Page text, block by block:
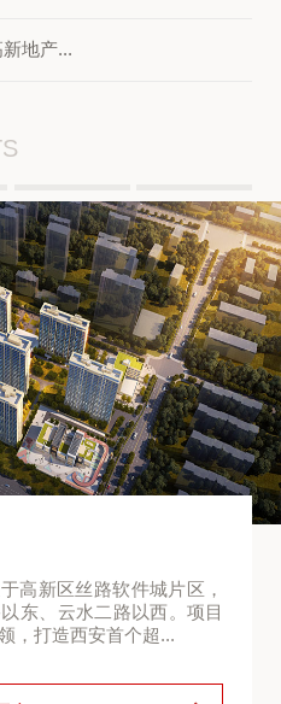
地产...
高新区丝路软件城片区，
东、云水二路以西。项目
，打造西安首个超...